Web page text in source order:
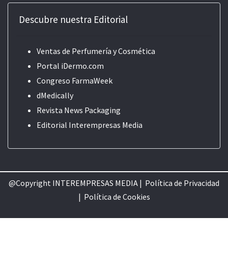
Descubre nuestra Editorial
Ventas de Perfumería y Cosmética
Portal iDermo.com
Congreso FarmaWeek
dMedically
Revista News Packaging
Editorial Interempresas Media
@Copyright INTEREMPRESAS MEDIA | Política de Privacidad
| Política de Cookies